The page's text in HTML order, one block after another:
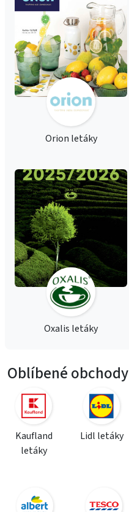
Orion letáky
Oxalis letáky
Oblíbené obchody
Kaufland
letáky
Lidl letáky